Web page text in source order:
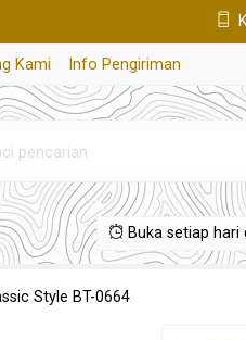
Kami Info Pengiriman
Buka setiap
Style BT-0664